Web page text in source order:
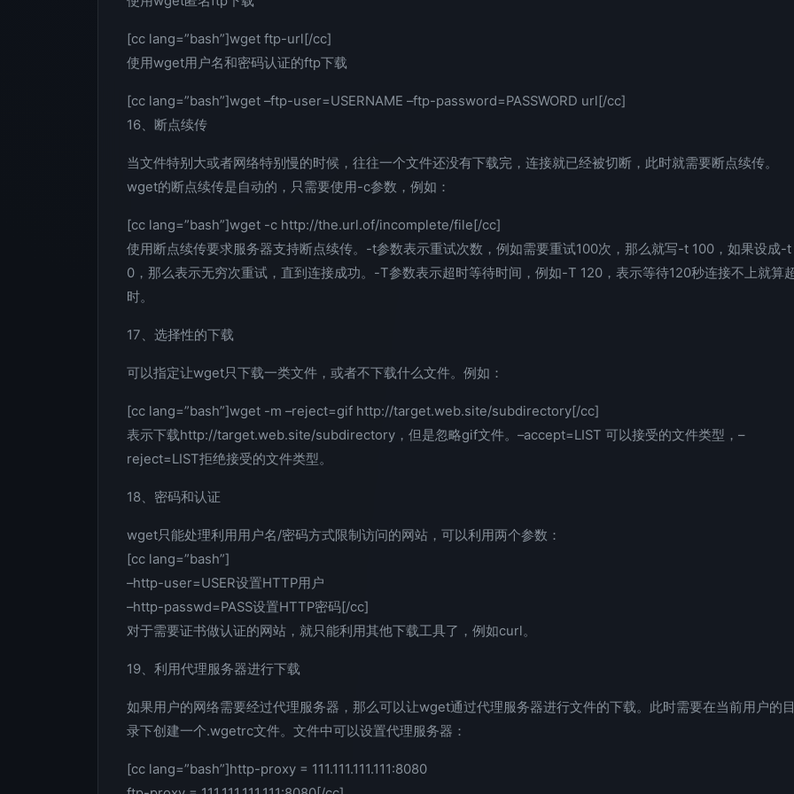
[cc lang=”bash”]wget ftp-url[/cc]
使用wget用户名和密码认证的ftp下载
[cc lang=”bash”]wget –ftp-user=USERNAME –ftp-password=PASSWORD url[/cc]
16、断点续传
当文件特别大或者网络特别慢的时候，往往一个文件还没有下载完，连接就已经被切断，此时就需要断点续传。
wget的断点续传是自动的，只需要使用-c参数，例如：
[cc lang=”bash”]wget -c http://the.url.of/incomplete/file[/cc]
使用断点续传要求服务器支持断点续传。-t参数表示重试次数，例如需要重试100次，那么就写-t 100，如果设成-t
0，那么表示无穷次重试，直到连接成功。-T参数表示超时等待时间，例如-T 120，表示等待120秒连接不上就算
时。
17、选择性的下载
可以指定让wget只下载一类文件，或者不下载什么文件。例如：
[cc lang=”bash”]wget -m –reject=gif http://target.web.site/subdirectory[/cc]
表示下载http://target.web.site/subdirectory，但是忽略gif文件。–accept=LIST 可以接受的文件类型，–
reject=LIST拒绝接受的文件类型。
18、密码和认证
wget只能处理利用用户名/密码方式限制访问的网站，可以利用两个参数：
[cc lang=”bash”]
–http-user=USER设置HTTP用户
–http-passwd=PASS设置HTTP密码[/cc]
对于需要证书做认证的网站，就只能利用其他下载工具了，例如curl。
19、利用代理服务器进行下载
如果用户的网络需要经过代理服务器，那么可以让wget通过代理服务器进行文件的下载。此时需要在当前用户的
录下创建一个.wgetrc文件。文件中可以设置代理服务器：
[cc lang=”bash”]http-proxy = 111.111.111.111:8080